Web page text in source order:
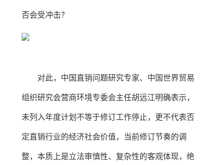
否会受冲击？
对此，中国直销问题研究专家、中国世界贸易
组织研究会营商环境专委会主任胡远江明确表示，
未列入年度计划不等于修订工作停止，更不代表否
定直销行业的经济社会价值，当前修订节奏的调
整，本质上是立法审慎性、复杂性的客观体现，绝